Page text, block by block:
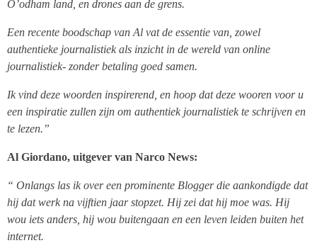
O’odham land, en drones aan de grens.
Een recente boodschap van Al vat de essentie van, zowel
authentieke journalistiek als inzicht in de wereld van online
journalistiek- zonder betaling goed samen.
Ik vind deze woorden inspirerend, en hoop dat deze wooren voor u
een inspiratie zullen zijn om authentiek journalistiek te schrijven en
te lezen.”
Al Giordano, uitgever van Narco News:
“ Onlangs las ik over een prominente Blogger die aankondigde dat
hij dat werk na vijftien jaar stopzet. Hij zei dat hij moe was. Hij
wou iets anders, hij wou buitengaan en een leven leiden buiten het
internet.